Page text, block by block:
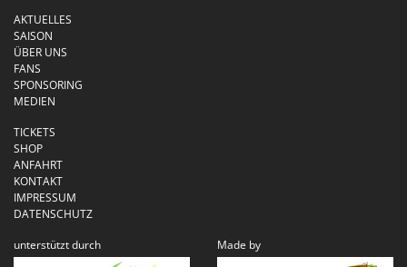
AKTUELLES
SAISON
ÜBER UNS
FANS
SPONSORING
MEDIEN
TICKETS
SHOP
ANFAHRT
KONTAKT
IMPRESSUM
DATENSCHUTZ
unterstützt durch
Made by